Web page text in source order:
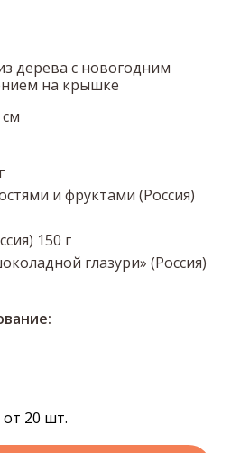
дерева с новогодним
на крышке
и фруктами (Россия)
150 г
глазури» (Россия)
от 20 шт.